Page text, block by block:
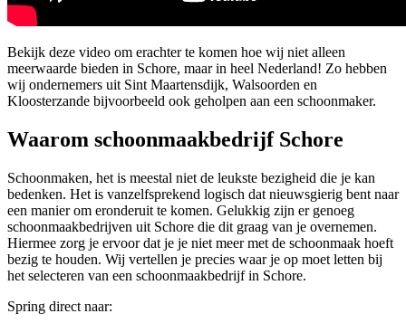
Bekijk deze video om erachter te komen hoe wij niet alleen
meerwaarde bieden in Schore, maar in heel Nederland! Zo hebben
wij ondernemers uit Sint Maartensdijk, Walsoorden en
Kloosterzande bijvoorbeeld ook geholpen aan een schoonmaker.
Waarom schoonmaakbedrijf Schore
Schoonmaken, het is meestal niet de leukste bezigheid die je kan
bedenken. Het is vanzelfsprekend logisch dat nieuwsgierig bent naar
een manier om eronderuit te komen. Gelukkig zijn er genoeg
schoonmaakbedrijven uit Schore die dit graag van je overnemen.
Hiermee zorg je ervoor dat je je niet meer met de schoonmaak hoeft
bezig te houden. Wij vertellen je precies waar je op moet letten bij
het selecteren van een schoonmaakbedrijf in Schore.
Spring direct naar: